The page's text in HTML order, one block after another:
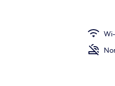
Entrée de l’hébergement